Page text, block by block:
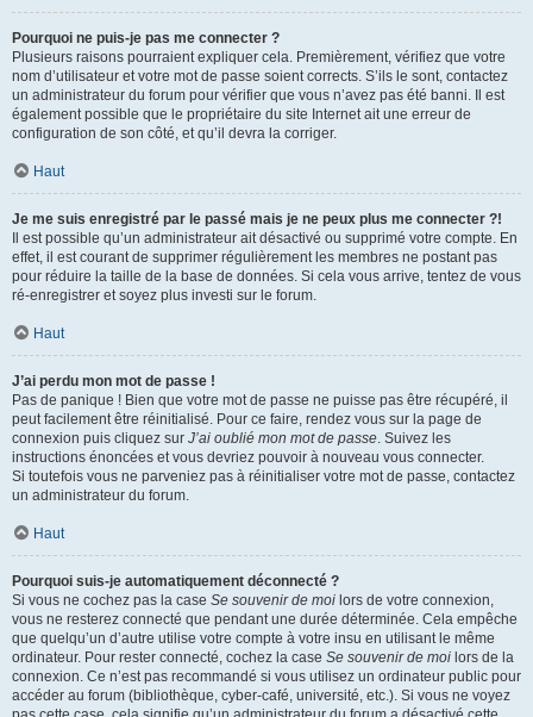
Pourquoi ne puis-je pas me connecter ?
Plusieurs raisons pourraient expliquer cela. Premièrement, vérifiez que votre
nom d’utilisateur et votre mot de passe soient corrects. S’ils le sont, contactez
un administrateur du forum pour vérifier que vous n’avez pas été banni. Il est
également possible que le propriétaire du site Internet ait une erreur de
configuration de son côté, et qu’il devra la corriger.
Haut
Je me suis enregistré par le passé mais je ne peux plus me connecter ?!
Il est possible qu’un administrateur ait désactivé ou supprimé votre compte. En
effet, il est courant de supprimer régulièrement les membres ne postant pas
pour réduire la taille de la base de données. Si cela vous arrive, tentez de vous
ré-enregistrer et soyez plus investi sur le forum.
Haut
J’ai perdu mon mot de passe !
Pas de panique ! Bien que votre mot de passe ne puisse pas être récupéré, il
peut facilement être réinitialisé. Pour ce faire, rendez vous sur la page de
connexion puis cliquez sur J’ai oublié mon mot de passe. Suivez les
instructions énoncées et vous devriez pouvoir à nouveau vous connecter.
Si toutefois vous ne parveniez pas à réinitialiser votre mot de passe, contactez
un administrateur du forum.
Haut
Pourquoi suis-je automatiquement déconnecté ?
Si vous ne cochez pas la case Se souvenir de moi lors de votre connexion,
vous ne resterez connecté que pendant une durée déterminée. Cela empêche
que quelqu’un d’autre utilise votre compte à votre insu en utilisant le même
ordinateur. Pour rester connecté, cochez la case Se souvenir de moi lors de la
connexion. Ce n’est pas recommandé si vous utilisez un ordinateur public pour
accéder au forum (bibliothèque, cyber-café, université, etc.). Si vous ne voyez